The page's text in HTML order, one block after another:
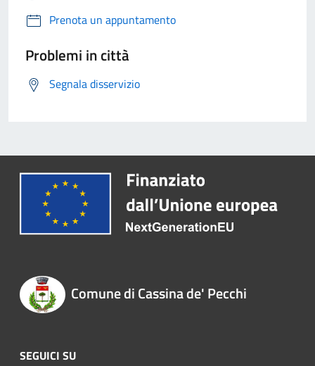
Prenota un appuntamento
Problemi in città
Segnala disservizio
Comune di Cassina de' Pecchi
SEGUICI SU